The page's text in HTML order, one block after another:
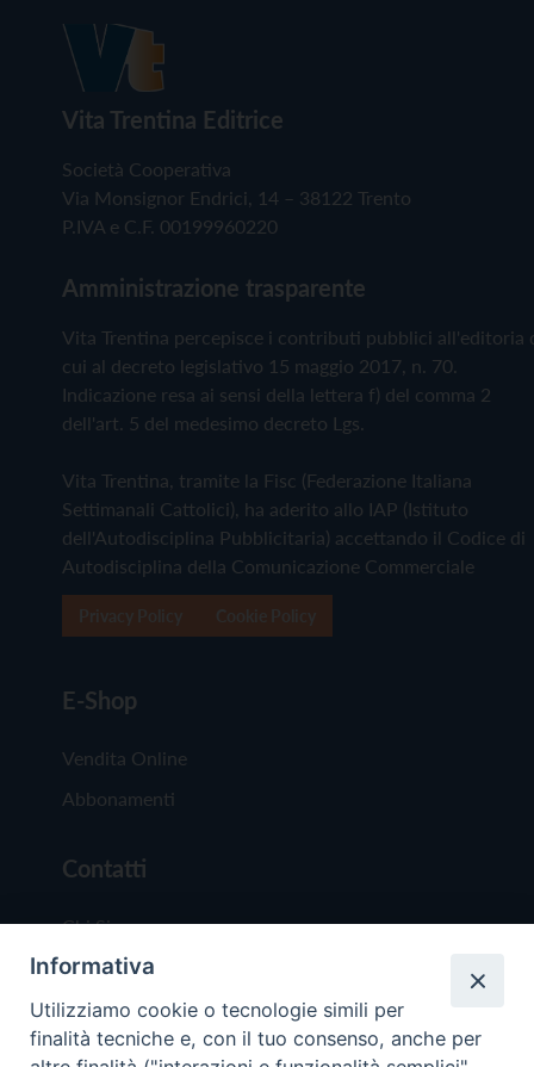
Vita Trentina Editrice
Società Cooperativa
Via Monsignor Endrici, 14 – 38122 Trento
P.IVA e C.F. 00199960220
Amministrazione trasparente
Vita Trentina percepisce i contributi pubblici all'editoria
cui al decreto legislativo 15 maggio 2017, n. 70.
Indicazione resa ai sensi della lettera f) del comma 2
dell'art. 5 del medesimo decreto Lgs.
Vita Trentina, tramite la Fisc (Federazione Italiana
Settimanali Cattolici), ha aderito allo IAP (Istituto
dell'Autodisciplina Pubblicitaria) accettando il Codice di
Autodisciplina della Comunicazione Commerciale
E-Shop
Vendita Online
Abbonamenti
Contatti
Chi Siamo
Redazione
Scrivici
Informativa
Utilizziamo cookie o tecnologie simili per
finalità tecniche e, con il tuo consenso, anche per